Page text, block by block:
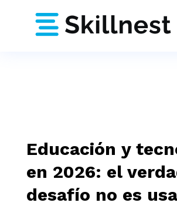
Educación y
en 2026: el
desafío no es